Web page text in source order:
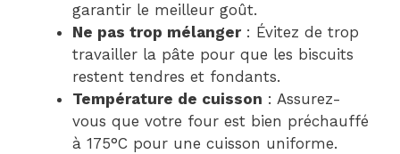
garantir le meilleur goût.
Ne pas trop mélanger: Évitez de trop
travailler la pâte pour que les biscuits
restent tendres et fondants.
Température de cuisson : Assurez-
vous que votre four est bien préchauffé
à 175°C pour une cuisson uniforme.